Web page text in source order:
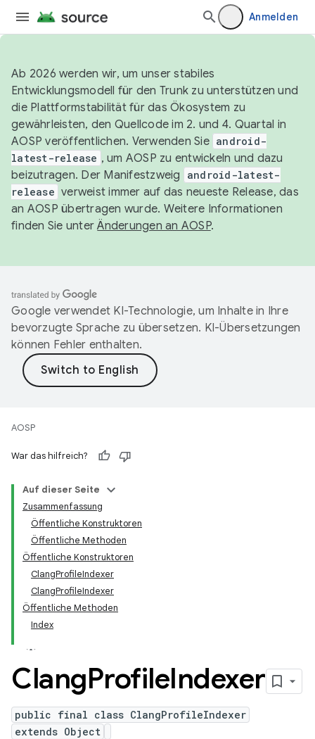
Anmelden
Ab 2026 werden wir, um unser stabiles
Entwicklungsmodell für den Trunk zu unterstützen und
die Plattformstabilität für das Ökosystem zu
gewährleisten, den Quellcode im 2. und 4. Quartal in
AOSP veröffentlichen. Verwenden Sie android-
latest-release , um AOSP zu entwickeln und dazu
beizutragen. Der Manifestzweig
android-latest-
release verweist immer auf das neueste Release, das
an AOSP übertragen wurde. Weitere Informationen
finden Sie unterÄnderungen an AOSP.
Google verwendet KI-Technologie, um Inhalte in Ihre
bevorzugte Sprache zu übersetzen. KI-Übersetzungen
können Fehler enthalten.
AOSP
War das hilfreich?
Auf dieser Seite
Zusammenfassung
Öffentliche Konstruktoren
Öffentliche Methoden
Öffentliche Konstruktoren
ClangProfileIndexer
ClangProfileIndexer
Öffentliche Methoden
Index
ClangProfileIndexer
public final class ClangProfileIndexer
extends Object